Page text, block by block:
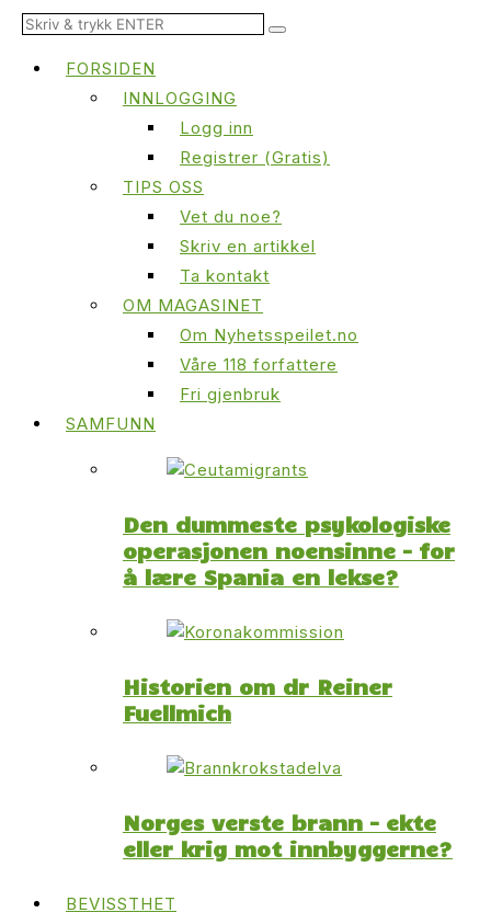
FORSIDEN
INNLOGGING
Logg inn
Registrer (Gratis)
TIPS OSS
Vet du noe?
Skriv en artikkel
Ta kontakt
OM MAGASINET
Om Nyhetsspeilet.no
Våre 118 forfattere
Fri gjenbruk
SAMFUNN
Den dummeste psykologiske
operasjonen noensinne – for
å lære Spania en lekse?
Historien om dr Reiner
Fuellmich
Norges verste brann – ekte
eller krig mot innbyggerne?
BEVISSTHET